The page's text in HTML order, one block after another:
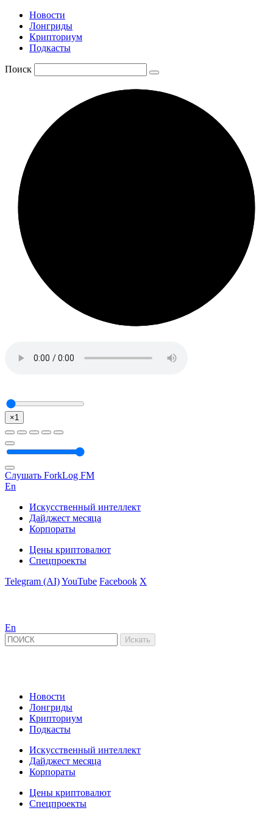
Новости
Лонгриды
Крипториум
Подкасты
Поиск
×1
Слушать ForkLog FM
En
Искусственный интеллект
Дайджест месяца
Корпораты
Цены криптовалют
Спецпроекты
Telegram (AI)YouTube Facebook X
En
Новости
Лонгриды
Крипториум
Подкасты
Искусственный интеллект
Дайджест месяца
Корпораты
Цены криптовалют
Спецпроекты